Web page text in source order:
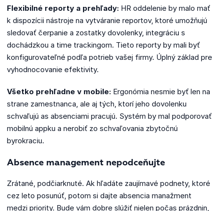
Flexibilné reporty a prehľady: HR oddelenie by malo mať
k dispozícii nástroje na vytváranie reportov, ktoré umožňujú
sledovať čerpanie a zostatky dovolenky, integráciu s
dochádzkou a time trackingom. Tieto reporty by mali byť
konfigurovateľné podľa potrieb vašej firmy. Úplný základ pre
vyhodnocovanie efektivity.
Všetko prehľadne v mobile: Ergonómia nesmie byť len na
strane zamestnanca, ale aj tých, ktorí jeho dovolenku
schvaľujú as absenciami pracujú. Systém by mal podporovať
mobilnú appku a nerobiť zo schvaľovania zbytočnú
byrokraciu.
Absence management nepodceňujte
Zrátané, podčiarknuté. Ak hľadáte zaujímavé podnety, ktoré
cez leto posunúť, potom si dajte absencia manažment
medzi priority. Bude vám dobre slúžiť nielen počas prázdnin,